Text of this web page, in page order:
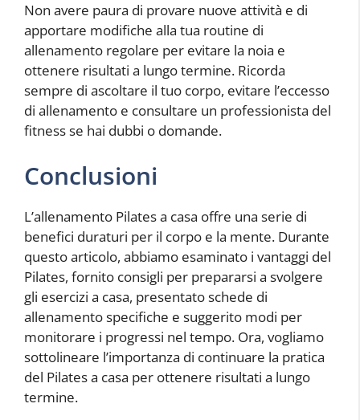
Non avere paura di provare nuove attività e di
apportare modifiche alla tua routine di
allenamento regolare per evitare la noia e
ottenere risultati a lungo termine. Ricorda
sempre di ascoltare il tuo corpo, evitare l’eccesso
di allenamento e consultare un professionista del
fitness se hai dubbi o domande.
Conclusioni
L’allenamento Pilates a casa offre una serie di
benefici duraturi per il corpo e la mente. Durante
questo articolo, abbiamo esaminato i vantaggi del
Pilates, fornito consigli per prepararsi a svolgere
gli esercizi a casa, presentato schede di
allenamento specifiche e suggerito modi per
monitorare i progressi nel tempo. Ora, vogliamo
sottolineare l’importanza di continuare la pratica
del Pilates a casa per ottenere risultati a lungo
termine.